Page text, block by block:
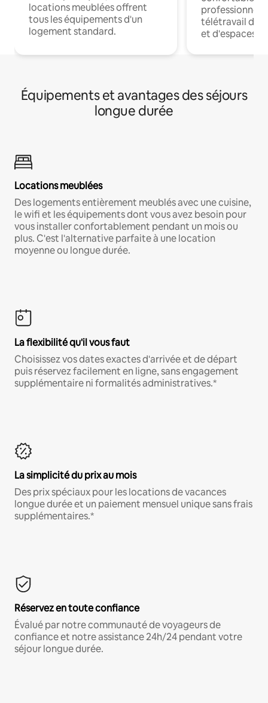
locations meublées offrent
tous les équipements d'un
logement standard.
professionnels
télétravail
et d'espaces
Équipements et avantages des séjours
longue durée
Locations meublées
Des logements entièrement meublés avec une cuisine,
le wifi et les équipements dont vous avez besoin pour
vous installer confortablement pendant un mois ou
plus. C'est l'alternative parfaite à une location
moyenne ou longue durée.
La flexibilité qu'il vous faut
Choisissez vos dates exactes d'arrivée et de départ
puis réservez facilement en ligne, sans engagement
supplémentaire ni formalités administratives.*
La simplicité du prix au mois
Des prix spéciaux pour les locations de vacances
longue durée et un paiement mensuel unique sans frais
supplémentaires.*
Réservez en toute confiance
Évalué par notre communauté de voyageurs de
confiance et notre assistance 24h/24 pendant votre
séjour longue durée.